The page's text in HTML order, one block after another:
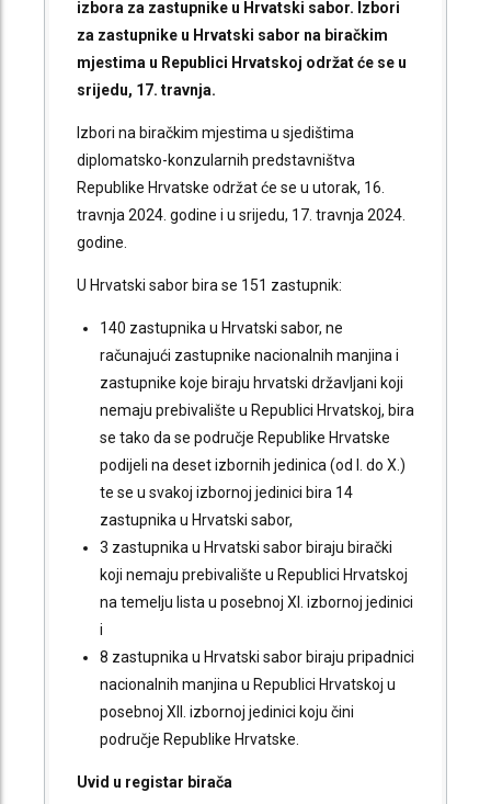
izbora za zastupnike u Hrvatski sabor. Izbori
za zastupnike u Hrvatski sabor na biračkim
mjestima u Republici Hrvatskoj održat će se u
srijedu, 17. travnja.
Izbori na biračkim mjestima u sjedištima
diplomatsko-konzularnih predstavništva
Republike Hrvatske održat će se u utorak, 16.
travnja 2024. godine i u srijedu, 17. travnja 2024.
godine.
U Hrvatski sabor bira se 151 zastupnik:
140 zastupnika u Hrvatski sabor, ne
računajući zastupnike nacionalnih manjina i
zastupnike koje biraju hrvatski državljani koji
nemaju prebivalište u Republici Hrvatskoj, bira
se tako da se područje Republike Hrvatske
podijeli na deset izbornih jedinica (od I. do X.)
te se u svakoj izbornoj jedinici bira 14
zastupnika u Hrvatski sabor,
3 zastupnika u Hrvatski sabor biraju birački
koji nemaju prebivalište u Republici Hrvatskoj
na temelju lista u posebnoj XI. izbornoj jedinici
i
8 zastupnika u Hrvatski sabor biraju pripadnici
nacionalnih manjina u Republici Hrvatskoj u
posebnoj XII. izbornoj jedinici koju čini
područje Republike Hrvatske.
Uvid u registar birača